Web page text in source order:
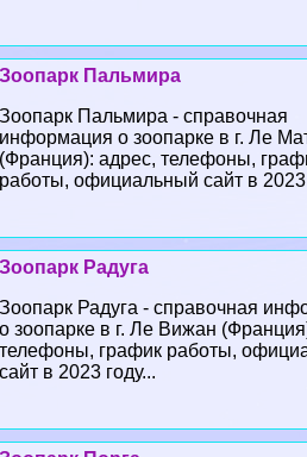
Зоопарк Пальмира
Зоопарк Пальмира - справочная
информация о зоопарке в г. Ле
(Франция): адрес, телефоны,
работы, официальный сайт в 2023
Зоопарк Радуга
Зоопарк Радуга - справочная
о зоопарке в г. Ле Вижан
телефоны, график работы,
сайт в 2023 году...